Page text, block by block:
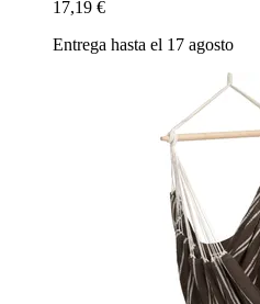
17,19 €
Entrega hasta el 17 agosto